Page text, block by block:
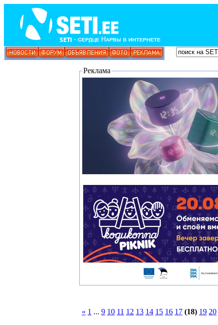
Реклама
« 1 ... 9 10 11 12 13 14 15 16 17 (18) 19 20